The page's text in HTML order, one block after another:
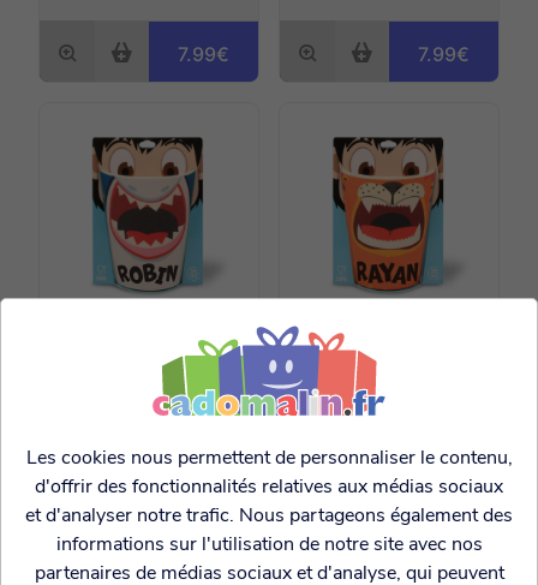
7.99€ 7.99€
Verre personnalisé
avec prénom Robin
Verre personnalisé
avec prénom Rayan
7.99€
Les cookies nous permettent de personnaliser le contenu,
d'offrir des fonctionnalités relatives aux médias sociaux
et d'analyser notre trafic. Nous partageons également des
informations sur l'utilisation de notre site avec nos
partenaires de médias sociaux et d'analyse, qui peuvent